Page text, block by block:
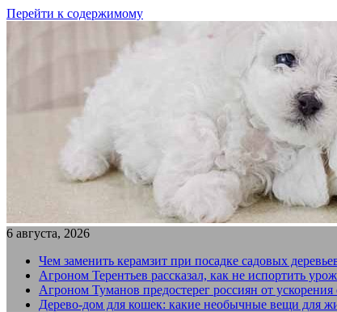
Перейти к содержимому
6 августа, 2026
Чем заменить керамзит при посадке садовых
Агроном Терентьев рассказал, как не испортить
Агроном Туманов предостерег россиян от ускорения
Дерево-дом для кошек: какие необычные вещи для